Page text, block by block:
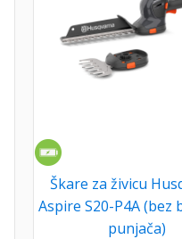
Škare za živicu
Aspire S20-P4A (bez
punjača)